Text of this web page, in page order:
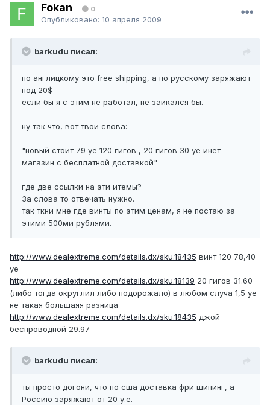
Fokan 0
Опубликовано: 10 апреля 2009
barkudu писал:
по англицкому это free shipping, а по русскому заряжают
под 20$
если бы я с этим не работал, не заикался бы.
ну так что, вот твои слова:
"новый стоит 79 уе 120 гигов , 20 гигов 30 уе инет
магазин с бесплатной доставкой"
где две ссылки на эти итемы?
За слова то отвечать нужно.
так ткни мне где винты по этим ценам, я не постаю за
этими 500ми рублями.
http://www.dealextreme.com/details.dx/sku.18435 винт 120 78,40
уе
http://www.dealextreme.com/details.dx/sku.18139 20 гигов 31.60
(либо тогда округлил либо подорожало) в любом случа 1,5 уе
не такая большаяя разница
http://www.dealextreme.com/details.dx/sku.18435 джой
беспроводной 29.97
barkudu писал:
ты просто догони, что по сша доставка фри шипинг, а
Россию заряжают от 20 у.е.